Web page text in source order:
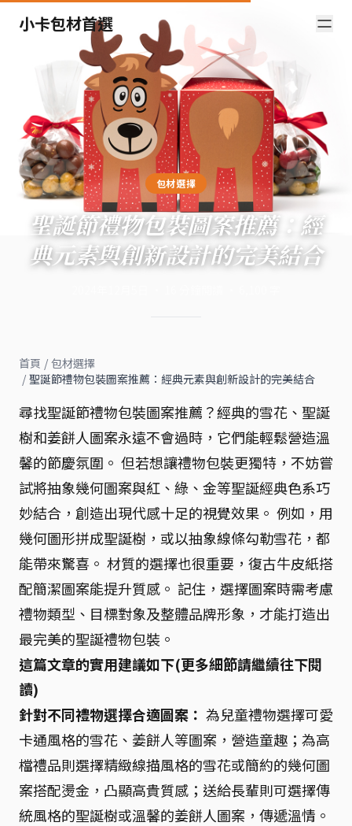
小卡包材首選
包材選擇
聖誕節禮物包裝圖案推薦：經
典元素與創新設計的完美結合
首頁 / 包材選擇
/ 聖誕節禮物包裝圖案推薦：經典元素與創新設計的完美結合
尋找聖誕節禮物包裝圖案推薦？經典的雪花、聖誕
樹和姜餅人圖案永遠不會過時，它們能輕鬆營造溫
馨的節慶氛圍。 但若想讓禮物包裝更獨特，不妨嘗
試將抽象幾何圖案與紅、綠、金等聖誕經典色系巧
妙結合，創造出現代感十足的視覺效果。 例如，用
幾何圖形拼成聖誕樹，或以抽象線條勾勒雪花，都
能帶來驚喜。 材質的選擇也很重要，復古牛皮紙搭
配簡潔圖案能提升質感。 記住，選擇圖案時需考慮
禮物類型、目標對象及整體品牌形象，才能打造出
最完美的聖誕禮物包裝。
這篇文章的實用建議如下(更多細節請繼續往下閱
讀)
針對不同禮物選擇合適圖案： 為兒童禮物選擇可愛
卡通風格的雪花、姜餅人等圖案，營造童趣；為高
檔禮品則選擇精緻線描風格的雪花或簡約的幾何圖
案搭配燙金，凸顯高貴質感；送給長輩則可選擇傳
統風格的聖誕樹或溫馨的姜餅人圖案，傳遞溫情。